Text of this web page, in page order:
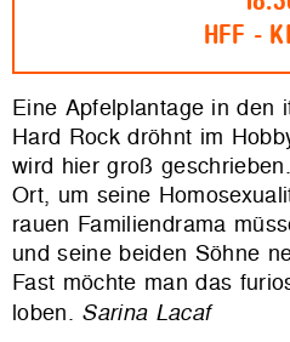
HFF -
Eine Apfelplantage in den
Hard Rock dröhnt im
wird hier groß
Ort, um seine
rauen Familiendrama
und seine beiden Söhne
Fast möchte man das
loben. Sarina Lacaf